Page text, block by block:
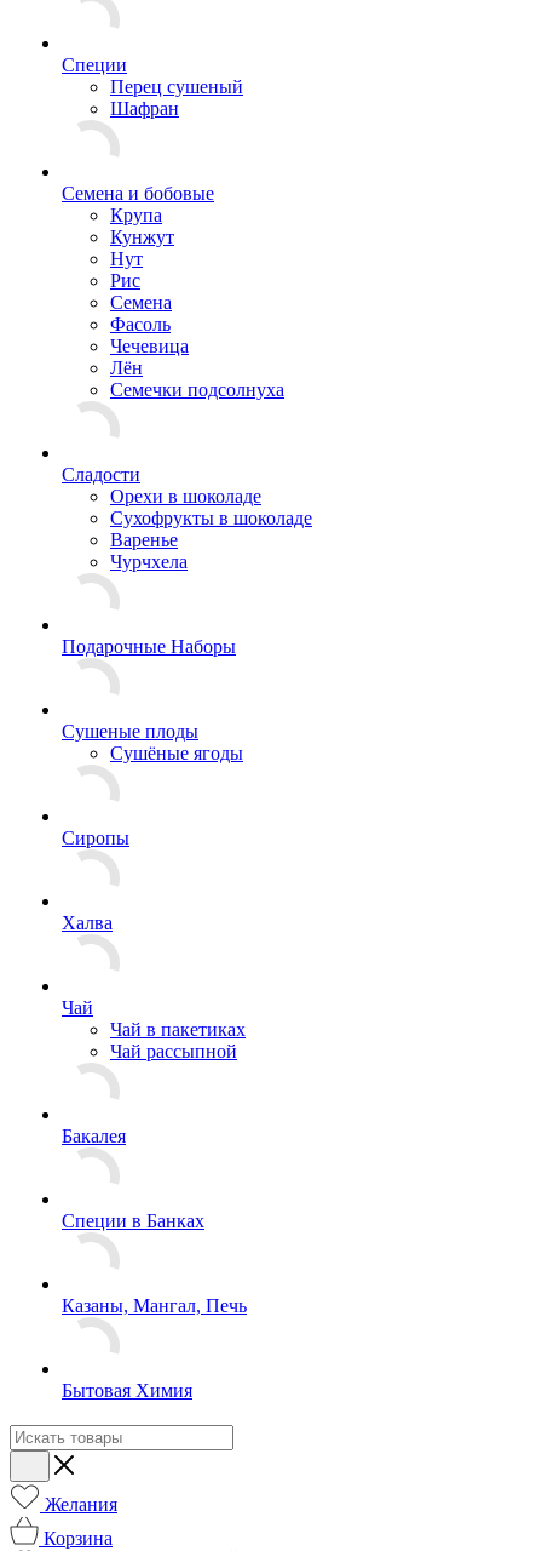
Специи
Перец сушеный
Шафран
Семена и бобовые
Крупа
Кунжут
Нут
Рис
Семена
Фасоль
Чечевица
Лён
Семечки подсолнуха
Сладости
Орехи в шоколаде
Сухофрукты в шоколаде
Варенье
Чурчхела
Подарочные Наборы
Cушеные плоды
Сушёные ягоды
Сиропы
Халва
Чай
Чай в пакетиках
Чай рассыпной
Бакалея
Специи в Банках
Казаны, Мангал, Печь
Бытовая Химия
Желания
Корзина